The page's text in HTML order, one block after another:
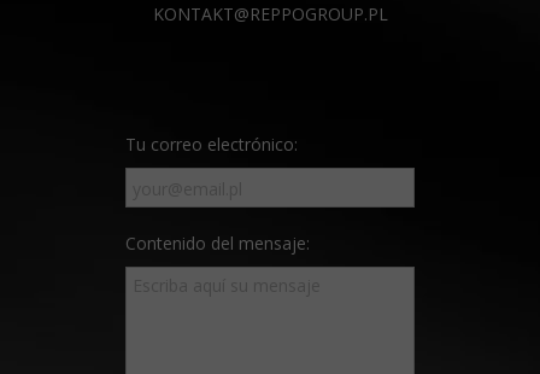
Tu correo electrónico:
Contenido del mensaje:
KONTAKT@REPPOGROUP.PL